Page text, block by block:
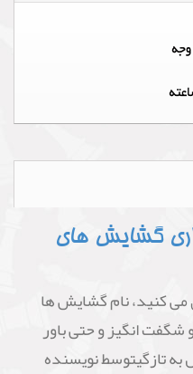
گشایش های
کنید، نام گشایش ها
شگفت انگیز و حتی باور
تازگیتوسط نویسنده